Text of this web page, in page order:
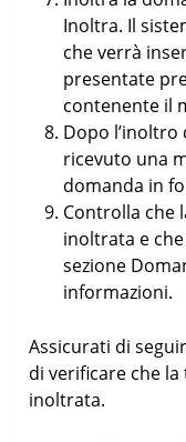
Inoltra. Il
che verrà
presentate
contenente il
Dopo l’inoltro
ricevuto una
domanda in
Controlla che
inoltrata e
sezione
informazioni.
Assicurati di
di verificare che
inoltrata.